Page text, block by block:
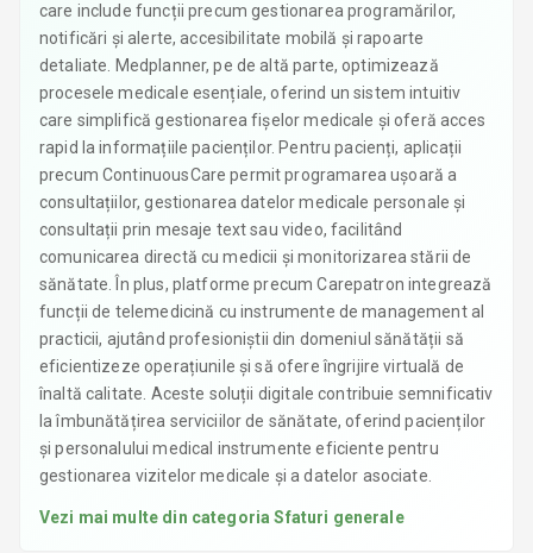
care include funcții precum gestionarea programărilor,
notificări și alerte, accesibilitate mobilă și rapoarte
detaliate. Medplanner, pe de altă parte, optimizează
procesele medicale esențiale, oferind un sistem intuitiv
care simplifică gestionarea fișelor medicale și oferă acces
rapid la informațiile pacienților. Pentru pacienți, aplicații
precum ContinuousCare permit programarea ușoară a
consultațiilor, gestionarea datelor medicale personale și
consultații prin mesaje text sau video, facilitând
comunicarea directă cu medicii și monitorizarea stării de
sănătate. În plus, platforme precum Carepatron integrează
funcții de telemedicină cu instrumente de management al
practicii, ajutând profesioniștii din domeniul sănătății să
eficientizeze operațiunile și să ofere îngrijire virtuală de
înaltă calitate. Aceste soluții digitale contribuie semnificativ
la îmbunătățirea serviciilor de sănătate, oferind pacienților
și personalului medical instrumente eficiente pentru
gestionarea vizitelor medicale și a datelor asociate.
Vezi mai multe din categoriaSfaturi generale